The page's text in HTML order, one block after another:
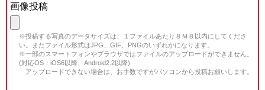
画像投稿
※投稿する写真のデータサイズは、１ファイルあたり８ＭＢ以内にしてくださ
い。またファイル形式はJPG、GIF、PNGのいずれかになります。
※一部のスマートフォンやブラウザではファイルのアップロードができません。
(対応OS：iOS6以降、Android2.2以降)
アップロードできない場合は、お手数ですがパソコンから投稿お願いします。